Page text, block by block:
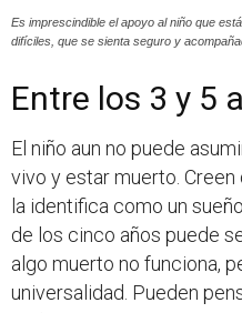
Es imprescindible el apoyo al niño que
difíciles, que se sienta seguro y
Entre los 3 y 5
El niño aun no puede
vivo y estar muerto.
la identifica como un
de los cinco años puede
algo muerto no funciona,
universalidad. Pueden